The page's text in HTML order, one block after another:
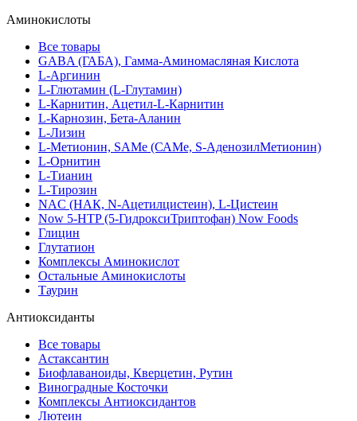
Аминокислоты
Все товары
GABA (ГАБА), Гамма-Аминомасляная Кислота
L-Аргинин
L-Глютамин (L-Глутамин)
L-Карнитин, Ацетил-L-Карнитин
L-Карнозин, Бета-Аланин
L-Лизин
L-Метионин, SAMe (САМе, S-АденозилМетионин)
L-Орнитин
L-Тианин
L-Тирозин
NAC (НАК, N-Ацетилцистеин), L-Цистеин
Now 5-HTP (5-ГидроксиТриптофан) Now Foods
Глицин
Глутатион
Комплексы Аминокислот
Остальные Аминокислоты
Таурин
Антиоксиданты
Все товары
Астаксантин
Биофлаваноиды, Кверцетин, Рутин
Виноградные Косточки
Комплексы Антиоксидантов
Лютеин